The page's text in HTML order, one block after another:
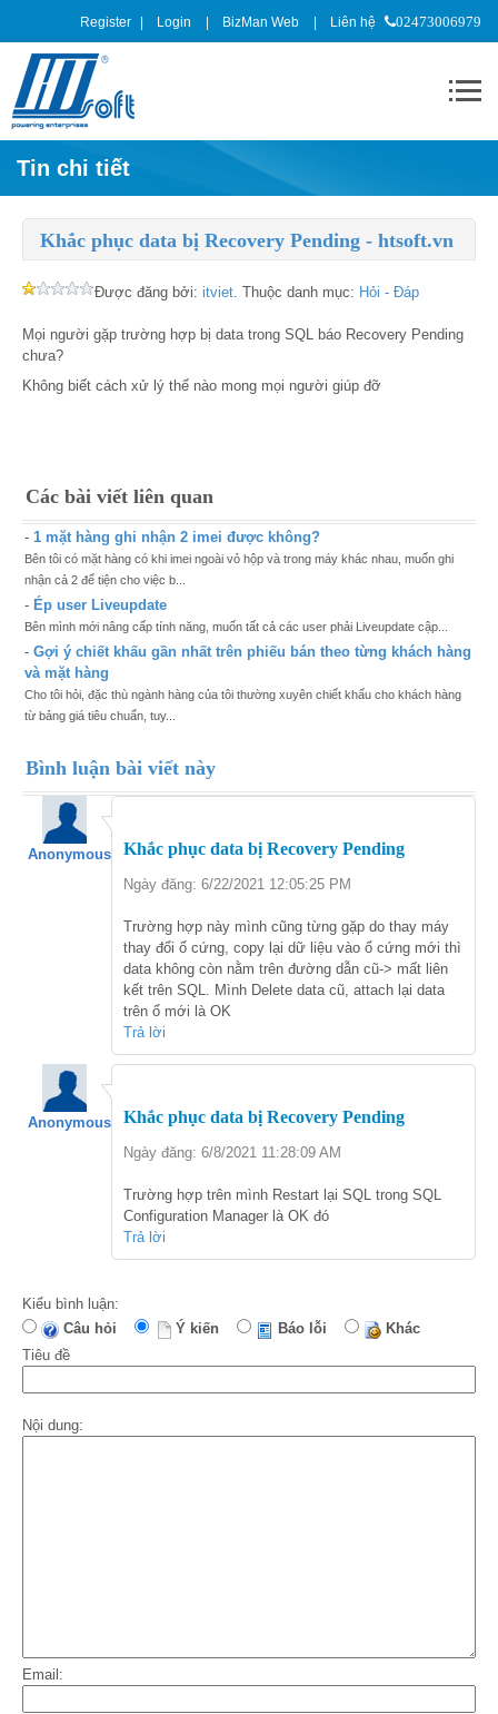
Register Login BizMan Web Liên hệ 02473006979
Tin chi tiết
Khắc phục data bị Recovery Pending - htsoft.vn
Được đăng bởi: itviet. Thuộc danh mục: Hỏi - Đáp
Mọi người gặp trường hợp bị data trong SQL báo Recovery Pending
chưa?
Không biết cách xử lý thế nào mong mọi người giúp đỡ
Các bài viết liên quan
- 1 mặt hàng ghi nhận 2 imei được không?
Bên tôi có mặt hàng có khi imei ngoài vỏ hộp và trong máy khác nhau, muốn ghi
nhận cả 2 để tiện cho việc b...
- Ép user Liveupdate
Bên mình mới nâng cấp tính năng, muốn tất cả các user phải Liveupdate cập...
- Gợi ý chiết khấu gần nhất trên phiếu bán theo từng khách hàng
và mặt hàng
Cho tôi hỏi, đặc thù ngành hàng của tôi thường xuyên chiết khấu cho khách hàng
từ bảng giá tiêu chuẩn, tuy...
Bình luận bài viết này
Anonymous Khắc phục data bị Recovery Pending
Ngày đăng: 6/22/2021 12:05:25 PM
Trường hợp này mình cũng từng gặp do thay máy
thay đổi ổ cứng, copy lại dữ liệu vào ổ cứng mới thì
data không còn nằm trên đường dẫn cũ-> mất liên
kết trên SQL. Mình Delete data cũ, attach lại data
trên ổ mới là OK
Trả lời
Anonymous Khắc phục data bị Recovery Pending
Ngày đăng: 6/8/2021 11:28:09 AM
Trường hợp trên mình Restart lại SQL trong SQL
Configuration Manager là OK đó
Trả lời
Kiểu bình luận:
Câu hỏi
Ý kiến Báo lỗi
Khác
Tiêu đề
Nội dung:
Email: